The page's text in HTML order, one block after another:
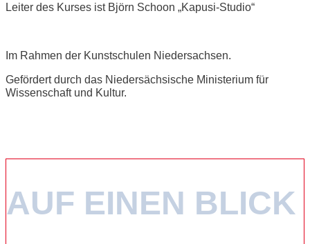
Leiter des Kurses ist Björn Schoon „Kapusi-Studio“
Im Rahmen der Kunstschulen Niedersachsen.
Gefördert durch das Niedersächsische Ministerium für
Wissenschaft und Kultur.
AUF EINEN BLICK